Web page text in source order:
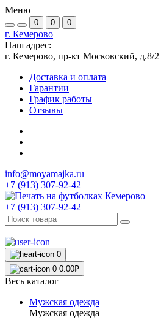
Меню
0 0 0
г. Кемерово
Наш адрес:
г. Кемерово, пр-кт Московский, д.8/2
Доставка и оплата
Гарантии
График работы
Отзывы
info@moyamajka.ru
+7 (913) 307-92-42
+7 (913) 307-92-42
0
0 0.00₽
Весь каталог
Мужская одежда
Мужская одежда